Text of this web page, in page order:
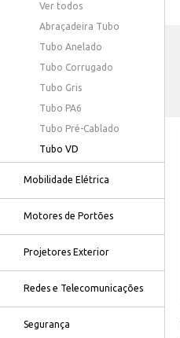
Ver todos
Abraçadeira Tubo
Tubo Anelado
Tubo Corrugado
Tubo Gris
Tubo PA6
Tubo Pré-Cablado
Tubo VD
Mobilidade Elétrica
Motores de Portões
Projetores Exterior
Redes e Telecomunicações
Segurança